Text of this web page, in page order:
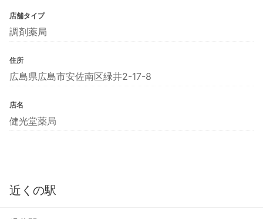
店舗タイプ
調剤薬局
住所
広島県広島市安佐南区緑井2-17-8
店名
健光堂薬局
近くの駅